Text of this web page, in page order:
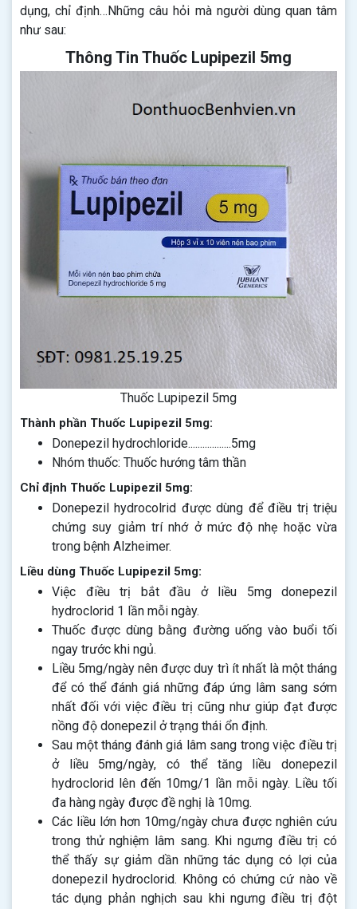
dụng, chỉ định…Những câu hỏi mà người dùng quan tâm
như sau:
Thông Tin Thuốc Lupipezil 5mg
Thuốc Lupipezil 5mg
Thành phần Thuốc Lupipezil 5mg:
Donepezil hydrochloride..................5mg
Nhóm thuốc: Thuốc hướng tâm thần
Chỉ định Thuốc Lupipezil 5mg:
Donepezil hydrocolrid được dùng để điều trị triệu
chứng suy giảm trí nhớ ở mức độ nhẹ hoặc vừa
trong bệnh Alzheimer.
Liều dùng Thuốc Lupipezil 5mg:
Việc điều trị bắt đầu ở liều 5mg donepezil
hydroclorid 1 lần mỗi ngày.
Thuốc được dùng bằng đường uống vào buổi tối
ngay trước khi ngủ.
Liều 5mg/ngày nên được duy trì ít nhất là một tháng
để có thể đánh giá những đáp ứng lâm sang sớm
nhất đối với việc điều trị cũng như giúp đạt được
nồng độ donepezil ở trạng thái ổn định.
Sau một tháng đánh giá lâm sang trong việc điều trị
ở liều 5mg/ngày, có thể tăng liều donepezil
hydroclorid lên đến 10mg/1 lần mỗi ngày. Liều tối
đa hàng ngày được đề nghị là 10mg.
Các liều lớn hơn 10mg/ngày chưa được nghiên cứu
trong thử nghiệm lâm sang. Khi ngưng điều trị có
thể thấy sự giảm dần những tác dụng có lợi của
donepezil hydroclorid. Không có chứng cứ nào về
tác dụng phản nghịch sau khi ngưng điều trị đột